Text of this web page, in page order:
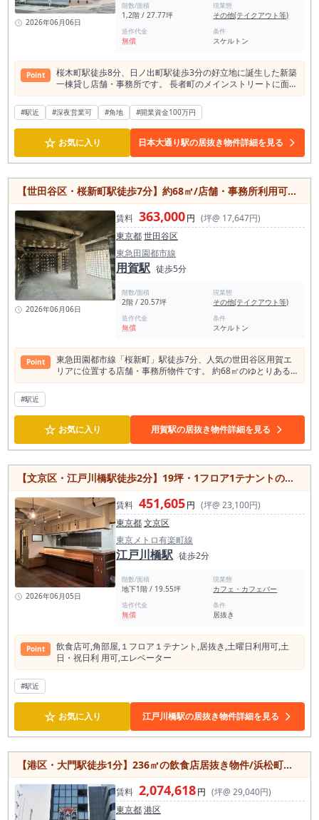
2026年06月06日
階数/面積
1,2階 / 27.77坪
現業態
その他(テイクアウト等)
造作代金
無償
条件
スケルトン
Point
桜木町駅徒歩8分、日ノ出町駅徒歩3分の好立地に誕生した新築
一棟貸し店舗・事務所です。 長者町のメインストリートに面し
た角地に位置し、全面ガラス張りの外観は高い視認性を誇りま
す。 1・2階あわせて約91.80㎡（約27.76坪）のゆとりある空
間は、飲食店をはじめ、ショールームやクリニック、物販店、
オフィスなど幅広い業態に対応可能。 スケルトン渡しのため、
理想の店舗づくりを一から実現できます。 24時間利用可能
で、土日祝の営業にも対応。さらに、内装工事期間に応じたフ
リーレント1ヶ月の相談も可能です。 新築ならではの清潔感と
存在感を兼ね備えた、一棟貸しならではの自由度の高い希少物
件です。
#駅近 #深夜営業可 #角地 #開業資金100万円
☆ お気に入り 日本大通り駅の居抜き物件詳細を見る
【世田谷区・桜新町駅徒歩7分】約68㎡/店舗・事務所利用可能/地域密着型ビジネスにおすすめ
2026年06月06日
賃料 363,000円 (坪@ 17,647円)
東京都世田谷区
東急田園都市線
用賀駅 徒歩5分
階数/面積
2階 / 20.57坪
現業態
その他(テイクアウト等)
造作代金
無償
条件
スケルトン
Point
東急田園都市線「桜新町」駅徒歩7分、人気の世田谷区用賀エ
リアに位置する店舗・事務所物件です。 約68㎡のゆとりある
空間は、店舗利用はもちろん、事務所やスクール、サロンなど
階部分のためプライバシーを確保しやすく、来店型・予約制の
業態にも適しています。 桜新町駅と用賀駅の中間に位置し、周
辺には住宅街が広がるため安定した需要が期待できる立地で
す。 新規開業や移転先をお探しの方はぜひご検討ください。
#駅近
☆ お気に入り 用賀駅の居抜き物件詳細を見る
【文京区・江戸川橋駅徒歩2分】19坪・1フロア1テナントの居抜き物件！
2026年06月05日
賃料 451,605円 (坪@ 23,100円)
東京都文京区
東京メトロ有楽町線
江戸川橋駅 徒歩2分
階数/面積
地下1階 / 19.55坪
現業態
カフェ・カフェバー
造作代金
無償
条件
居抜き
Point
飲⾷店可,⾓部屋,１フロア１テナント,居抜き,⼟曜⽇利⽤可,⼟
⽇・祝⽇利 ⽤可,エレベーター
#駅近
☆ お気に入り 江戸川橋駅の居抜き物件詳細を見る
【港区・大門駅徒歩1分】236㎡の飲食店居抜き物件/浜松町エリア/8・9階一括利用可能
賃料 2,074,618円 (坪@ 29,040円)
東京都港区